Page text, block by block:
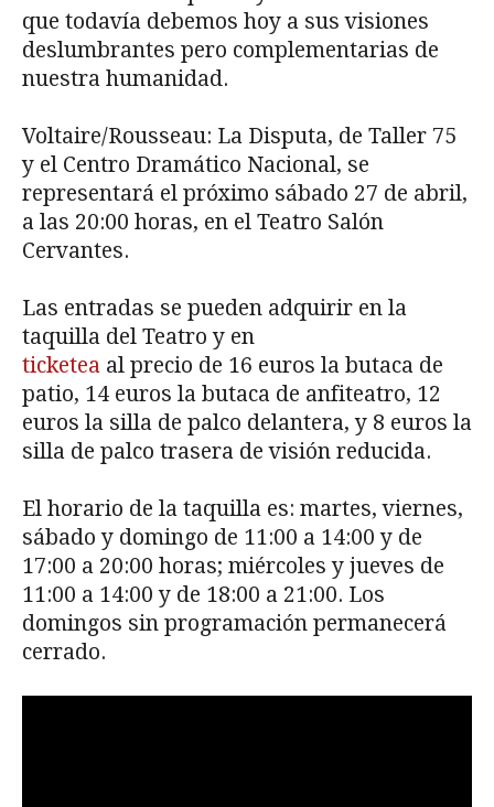
que todavía debemos hoy a sus visiones
deslumbrantes pero complementarias de
nuestra humanidad.
Voltaire/Rousseau: La Disputa, de Taller 75
y el Centro Dramático Nacional, se
representará el próximo sábado 27 de abril,
a las 20:00 horas, en el Teatro Salón
Cervantes.
Las entradas se pueden adquirir en la
taquilla del Teatro y en
ticketea al precio de 16 euros la butaca de
patio, 14 euros la butaca de anfiteatro, 12
euros la silla de palco delantera, y 8 euros la
silla de palco trasera de visión reducida.
El horario de la taquilla es: martes, viernes,
sábado y domingo de 11:00 a 14:00 y de
17:00 a 20:00 horas; miércoles y jueves de
11:00 a 14:00 y de 18:00 a 21:00. Los
domingos sin programación permanecerá
cerrado.